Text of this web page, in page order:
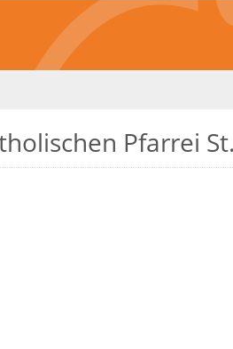
Pfarrei